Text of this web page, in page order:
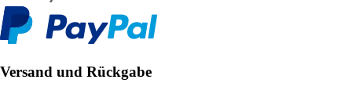
Versand und Rückgabe